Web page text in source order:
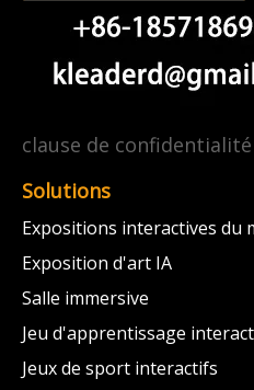
clause de confidentialité
Solutions
Expositions interactives du
Exposition d'art IA
Salle immersive
Jeu d'apprentissage
Jeux de sport interactifs